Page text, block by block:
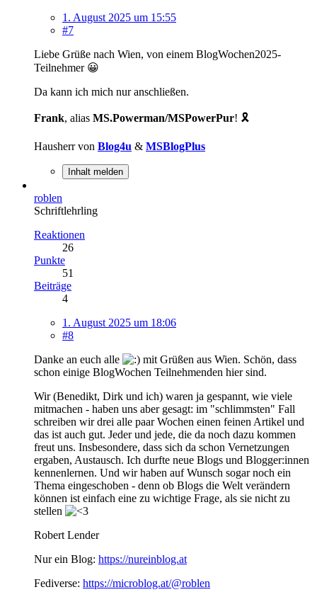
1. August 2025 um 15:55
#7
Liebe Grüße nach Wien, von einem BlogWochen2025-
Teilnehmer 😀
Da kann ich mich nur anschließen.
Frank, alias MS.Powerman/MSPowerPur! 🎗️
Hausherr von Blog4u & MSBlogPlus
Inhalt melden
roblen
Schriftlehrling
Reaktionen
26
Punkte
51
Beiträge
4
1. August 2025 um 18:06
#8
Danke an euch alle
mit Grüßen aus Wien. Schön, dass
schon einige BlogWochen Teilnehmenden hier sind.
Wir (Benedikt, Dirk und ich) waren ja gespannt, wie viele
mitmachen - haben uns aber gesagt: im "schlimmsten" Fall
schreiben wir drei alle paar Wochen einen feinen Artikel und
das ist auch gut. Jeder und jede, die da noch dazu kommen
freut uns. Insbesondere, dass sich da schon Vernetzungen
ergaben, Austausch. Ich durfte neue Blogs und Blogger:innen
kennenlernen. Und wir haben auf Wunsch sogar noch ein
Thema eingeschoben - denn ob Blogs die Welt verändern
können ist einfach eine zu wichtige Frage, als sie nicht zu
stellen
Robert Lender
Nur ein Blog: https://nureinblog.at
Fediverse: https://microblog.at/@roblen